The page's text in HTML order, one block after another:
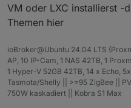
VM oder LXC installierst -
Themen hier
ioBroker@Ubuntu 24.04 LTS
AP, 10 IP-Cam, 1 NAS 42TB, 1
1 Hyper-V 52GB 42TB, 14 x Echo,
Tasmota/Shelly || >=95 ZigBee ||
750W kaskadiert || Kobra S1 Max